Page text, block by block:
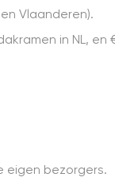
Vlaanderen).
in NL, en
eigen bezorgers.